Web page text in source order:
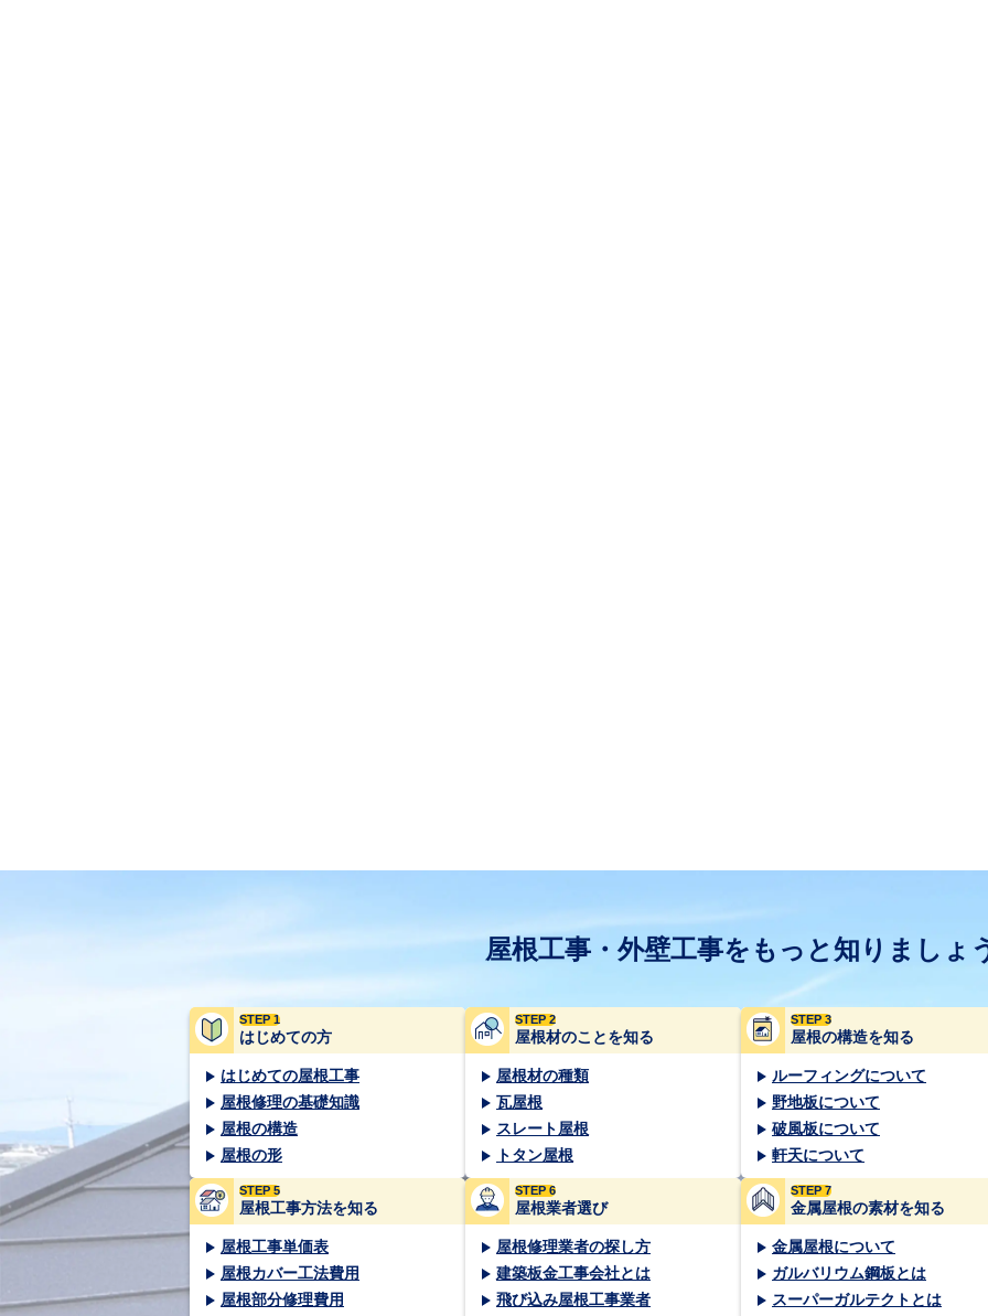
屋根工事・外壁工事をもっと知りましょ
STEP 1
はじめての方
はじめての屋根工事
屋根修理の基礎知識
屋根の構造
屋根の形
STEP 2
屋根材のことを知る
屋根材の種類
瓦屋根
スレート屋根
トタン屋根
STEP 3
屋根の構造を知る
ルーフィングについて
野地板について
破風板について
軒天について
STEP 5
屋根工事方法を知る
屋根工事単価表
屋根カバー工法費用
屋根部分修理費用
STEP 6
屋根業者選び
屋根修理業者の探し方
建築板金工事会社とは
飛び込み屋根工事業者
STEP 7
金属屋根の素材を知る
金属屋根について
ガルバリウム鋼板とは
スーパーガルテクトとは